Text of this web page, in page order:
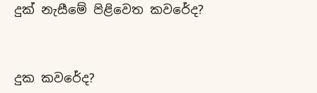
දුක් නැසීමේ පිළිවෙත කවරේද?
දුක කවරේද?